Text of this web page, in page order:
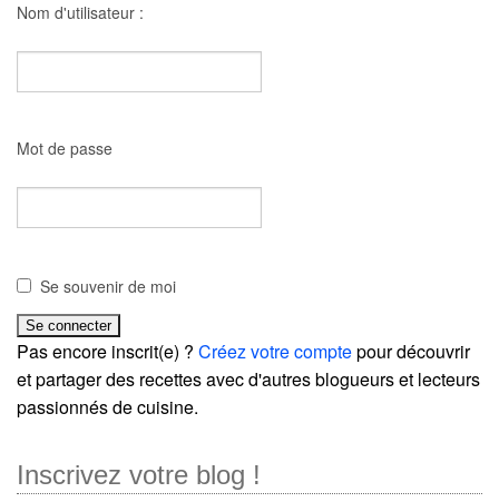
Nom d'utilisateur :
Mot de passe
Se souvenir de moi
Pas encore inscrit(e) ? Créez votre comptepour découvrir
et partager des recettes avec d'autres blogueurs et lecteurs
passionnés de cuisine.
Inscrivez votre blog !